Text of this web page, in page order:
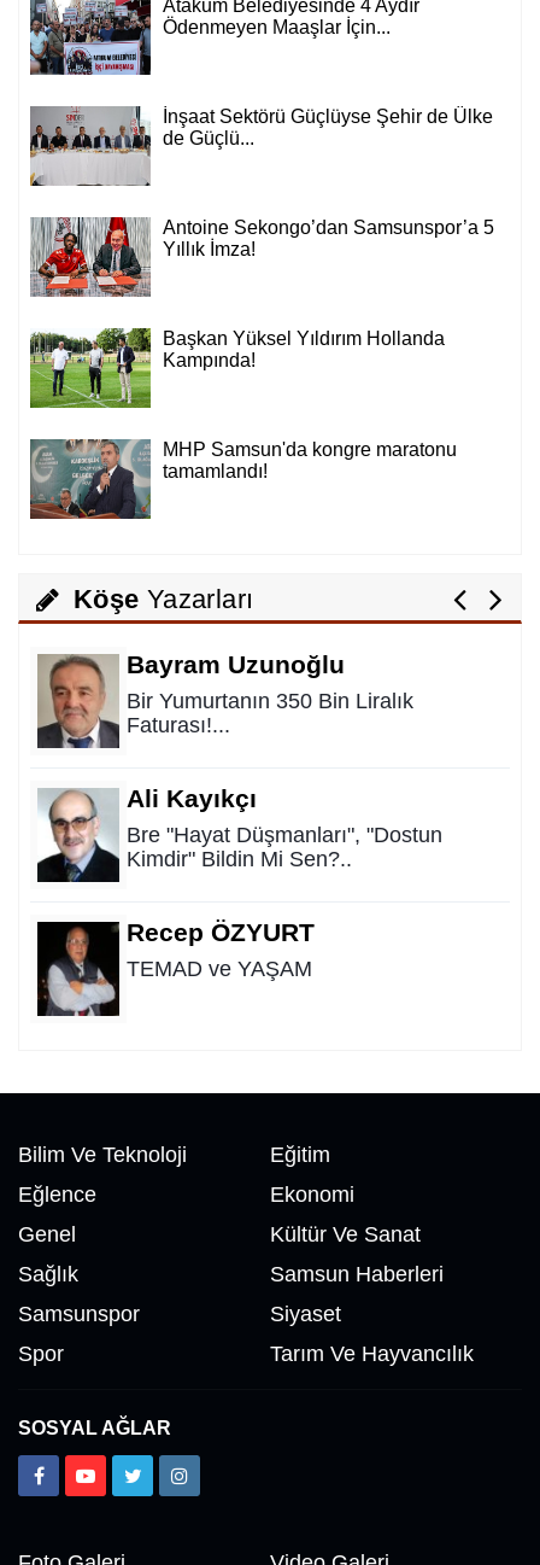
Atakum Belediyesinde 4 Aydır
Ödenmeyen Maaşlar İçin...
İnşaat Sektörü Güçlüyse Şehir de Ülke
de Güçlü...
Antoine Sekongo’dan Samsunspor’a 5
Yıllık İmza!
Başkan Yüksel Yıldırım Hollanda
Kampında!
MHP Samsun'da kongre maratonu
tamamlandı!
Köşe Yazarları
Hüseyin KURT
Atatürk'ün Adıyla, Üniter Devletin
Temelleriyle Oynanamaz
Bayram Uzunoğlu
Bir Yumurtanın 350 Bin Liralık
Faturası!...
Ali Kayıkçı
Bre "Hayat Düşmanları", "Dostun
Kimdir" Bildin Mi Sen?..
Recep ÖZYURT
TEMAD ve YAŞAM
Nedim Saral
Başkanın Ayak Sesleri!...
Hakkı EMİROĞLU
Bilim Ve Teknoloji
Eğitim
Eğlence
Ekonomi
Genel
Kültür Ve Sanat
Sağlık
Samsun Haberleri
Samsunspor
Siyaset
Spor
Tarım Ve Hayvancılık
SOSYAL AĞLAR